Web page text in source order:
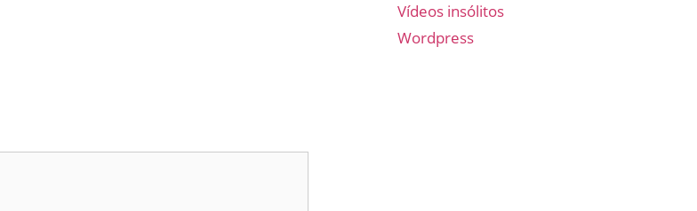
Vídeos insólitos
Wordpress